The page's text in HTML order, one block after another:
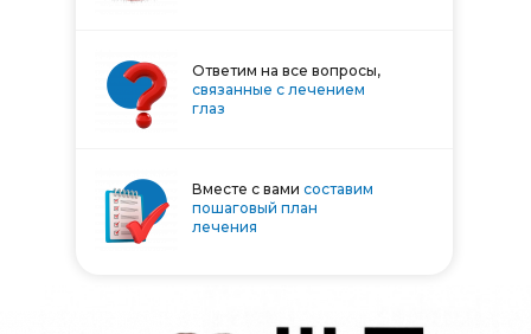
Ответим на все вопросы,
связанные с лечением
глаз
Вместе с вами составим
пошаговый план
лечения